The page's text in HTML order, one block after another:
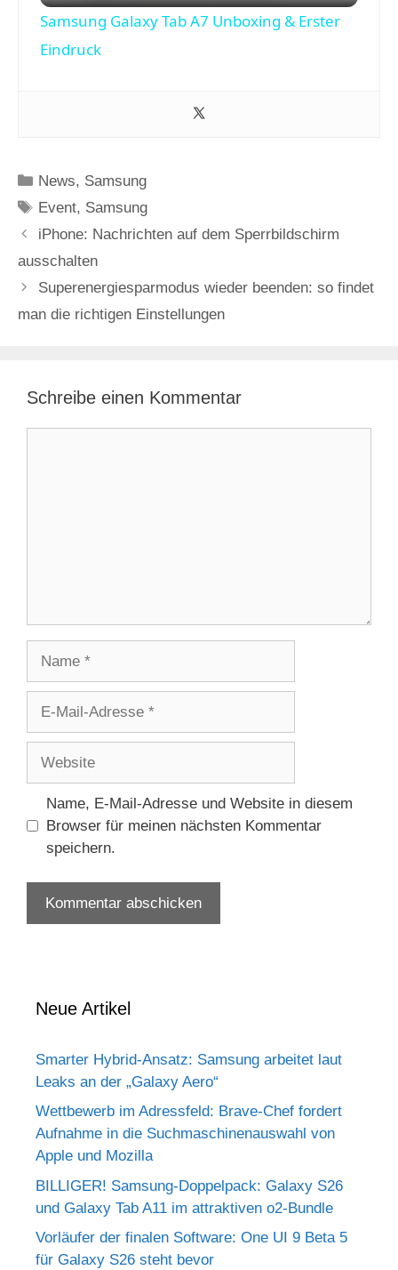
y
e
Samsung Galaxy Tab A7 Unboxing & Erster
Eindruck
Kategorien
News, Samsung
Schlagwörter
Event, Samsung
iPhone: Nachrichten auf dem Sperrbildschirm
ausschalten
Superenergiesparmodus wieder beenden: so findet
man die richtigen Einstellungen
Schreibe einen Kommentar
Adresse
Name, E-Mail-Adresse und Website in diesem
Browser für meinen nächsten Kommentar
speichern.
Neue Artikel
Smarter Hybrid-Ansatz: Samsung arbeitet laut
Leaks an der „Galaxy Aero“
Wettbewerb im Adressfeld: Brave-Chef fordert
Aufnahme in die Suchmaschinenauswahl von
Apple und Mozilla
BILLIGER! Samsung-Doppelpack: Galaxy S26
und Galaxy Tab A11 im attraktiven o2-Bundle
Vorläufer der finalen Software: One UI 9 Beta 5
für Galaxy S26 steht bevor